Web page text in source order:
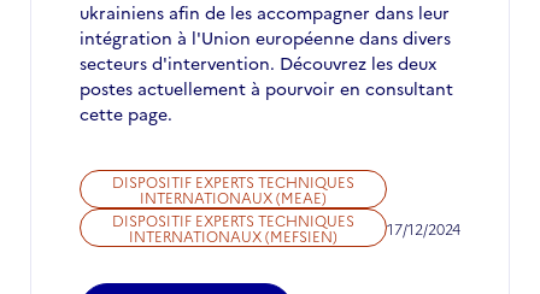
ukrainiens afin de les accompagner dans leur
intégration à l'Union européenne dans divers
secteurs d'intervention. Découvrez les deux
postes actuellement à pourvoir en consultant
cette page.
DISPOSITIF EXPERTS TECHNIQUES
INTERNATIONAUX (MEAE)
DISPOSITIF EXPERTS TECHNIQUES
INTERNATIONAUX (MEFSIEN) 17/12/2024